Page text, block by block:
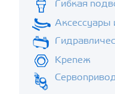
Гибкая
Аксессуары
Крепеж